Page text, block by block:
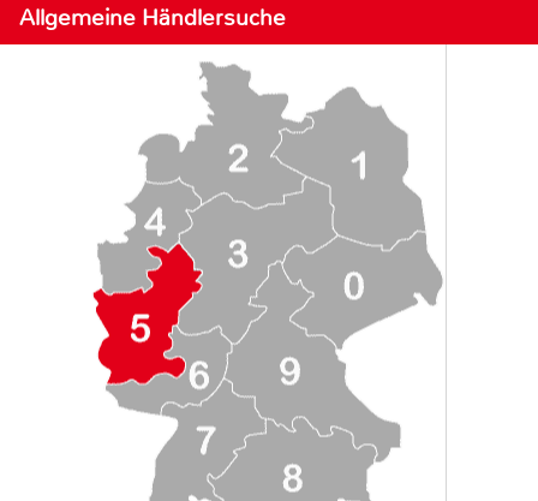
Allgemeine Händlersuche